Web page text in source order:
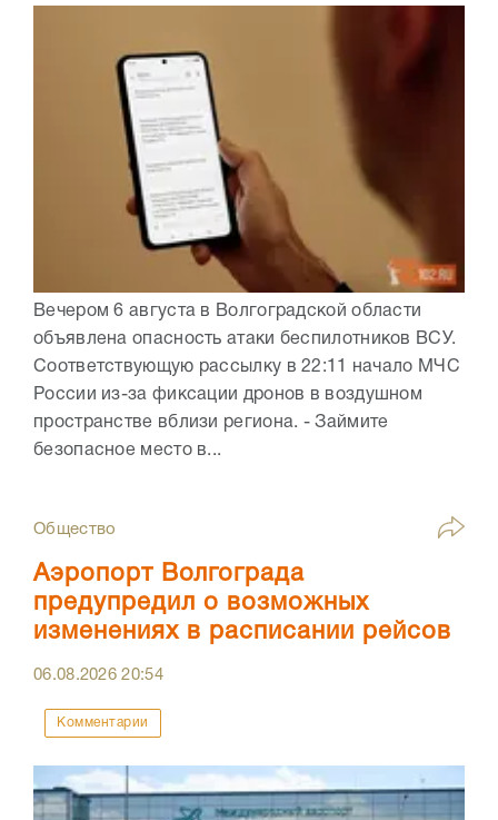
Вечером 6 августа в Волгоградской области
объявлена опасность атаки беспилотников ВСУ.
Соответствующую рассылку в 22:11 начало МЧС
России из-за фиксации дронов в воздушном
пространстве вблизи региона. - Займите
безопасное место в...
Общество
Аэропорт Волгограда
предупредил о возможных
изменениях в расписании рейсов
06.08.202620:54
Комментарии